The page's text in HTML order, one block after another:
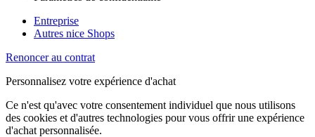
Entreprise
Autres nice Shops
Renoncer au contrat
Personnalisez votre expérience d'achat
Ce n'est qu'avec votre consentement individuel que nous utilisons
des cookies et d'autres technologies pour vous offrir une expérience
d'achat personnalisée.